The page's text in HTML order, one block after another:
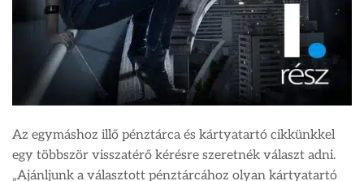
Az egymáshoz illő pénztárca és kártyatartó cikkünkkel
egy többször visszatérő kérésre szeretnék választ adni.
„Ajánljunk a választott pénztárcához olyan kártyatartó